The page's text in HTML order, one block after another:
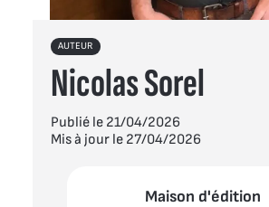
AUTEUR
Nicolas Sorel
Publié le 21/04/2026
Mis à jour le 27/04/2026
Maison d'édition